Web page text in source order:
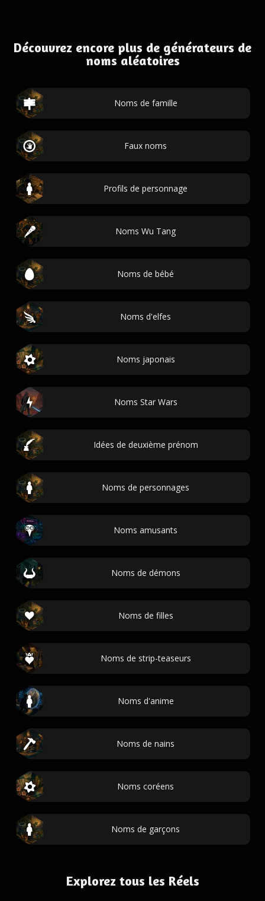
Découvrez encore plus de générateurs de
noms aléatoires
Noms de famille
Faux noms
Profils de personnage
Noms Wu Tang
Noms de bébé
Noms d'elfes
Noms japonais
Noms Star Wars
Idées de deuxième prénom
Noms de personnages
Noms amusants
Noms de démons
Noms de filles
Noms de strip-teaseurs
Noms d'anime
Noms de nains
Noms coréens
Noms de garçons
Explorez tous les Réels